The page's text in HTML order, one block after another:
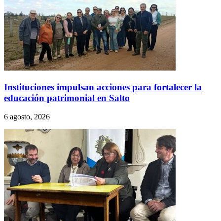
Instituciones impulsan acciones para fortalecer la
educación patrimonial en Salto
6 agosto, 2026